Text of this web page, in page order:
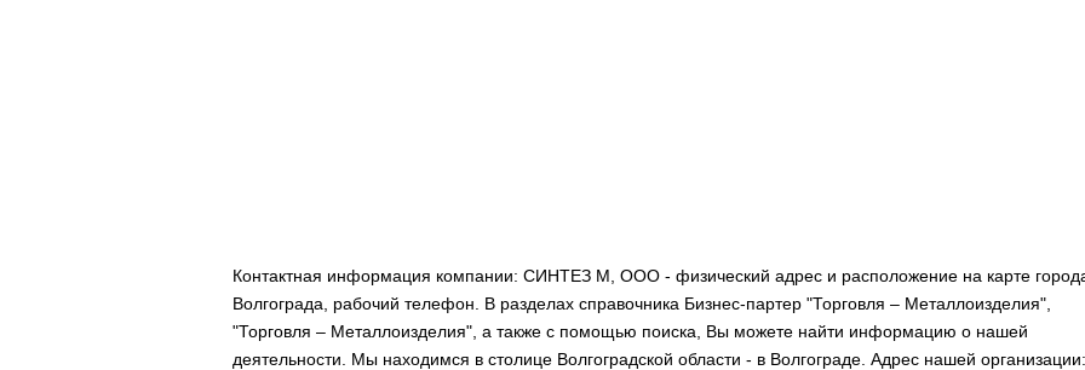
Контактная информация компании: СИНТЕЗ М, ООО - физический адрес и расположение на карте
Волгограда, рабочий телефон. В разделах справочника Бизнес-партер "Торговля – Металлоизделия",
"Торговля – Металлоизделия", а также с помощью поиска, Вы можете найти информацию о нашей
деятельности. Мы находимся в столице Волгоградской области - в Волгограде. Адрес нашей организации: